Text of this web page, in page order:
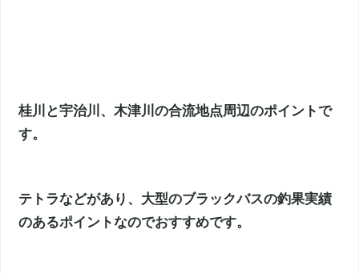
桂川と宇治川、木津川の合流地点周辺のポイントで
す。
テトラなどがあり、大型のブラックバスの釣果実績
のあるポイントなのでおすすめです。